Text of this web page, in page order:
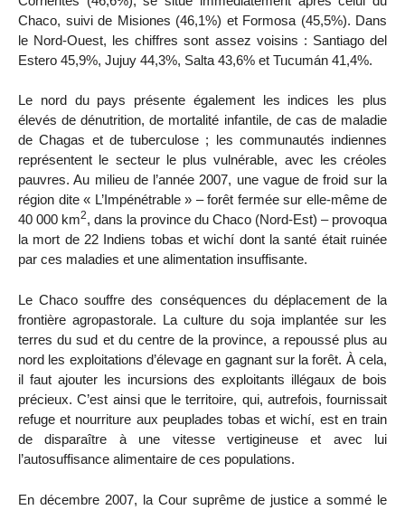
Chaco, suivi de Misiones (46,1%) et Formosa (45,5%). Dans
le Nord-Ouest, les chiffres sont assez voisins : Santiago del
Estero 45,9%, Jujuy 44,3%, Salta 43,6% et Tucumán 41,4%.
Le nord du pays présente également les indices les plus
élevés de dénutrition, de mortalité infantile, de cas de maladie
de Chagas et de tuberculose ; les communautés indiennes
représentent le secteur le plus vulnérable, avec les créoles
pauvres. Au milieu de l’année 2007, une vague de froid sur la
région dite « L’Impénétrable » – forêt fermée sur elle-même de
40 000 km2, dans la province du Chaco (Nord-Est) – provoqua
la mort de 22 Indiens tobas et wichí dont la santé était ruinée
par ces maladies et une alimentation insuffisante.
Le Chaco souffre des conséquences du déplacement de la
frontière agropastorale. La culture du soja implantée sur les
terres du sud et du centre de la province, a repoussé plus au
nord les exploitations d’élevage en gagnant sur la forêt. À cela,
il faut ajouter les incursions des exploitants illégaux de bois
précieux. C’est ainsi que le territoire, qui, autrefois, fournissait
refuge et nourriture aux peuplades tobas et wichí, est en train
de disparaître à une vitesse vertigineuse et avec lui
l’autosuffisance alimentaire de ces populations.
En décembre 2007, la Cour suprême de justice a sommé le